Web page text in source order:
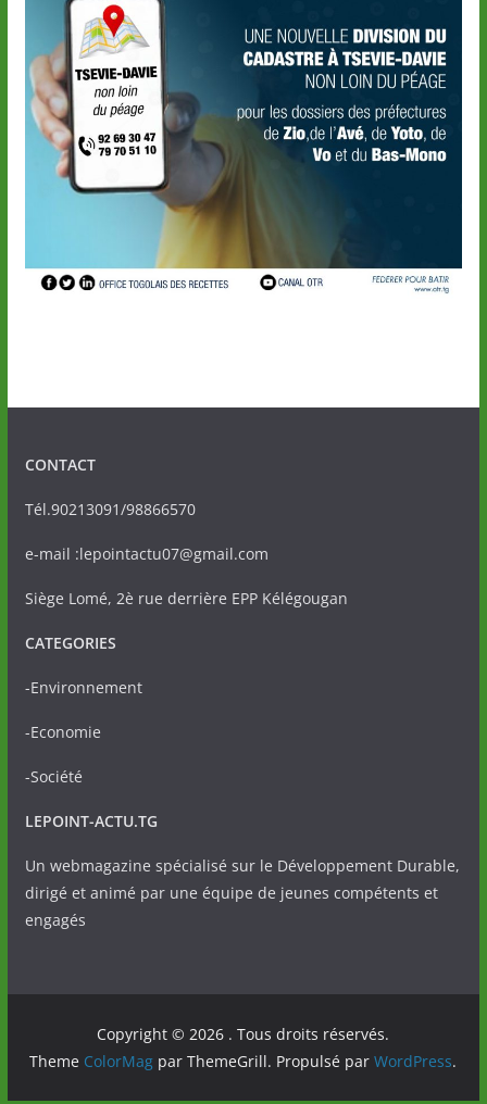
CONTACT
Tél.90213091/98866570
e-mail :lepointactu07@gmail.com
Siège Lomé, 2è rue derrière EPP Kélégougan
CATEGORIES
-Environnement
-Economie
-Société
LEPOINT-ACTU.TG
Un webmagazine spécialisé sur le Développement Durable,
dirigé et animé par une équipe de jeunes compétents et
engagés
Copyright © 2026 . Tous droits réservés.
Theme ColorMag par ThemeGrill. Propulsé parWordPress.